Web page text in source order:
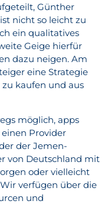
Günther
nicht so leicht zu
ein qualitatives
Geige hierfür
dazu neigen. Am
eine Strategie
kaufen und aus
möglich, apps
Provider
der Jemen-
von Deutschland mit
oder vielleicht
verfügen über die
und